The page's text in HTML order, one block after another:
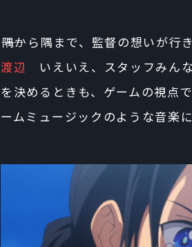
――隅から隅まで、監督の想いが
渡辺
いえいえ、スタッフみん
を決めるときも、ゲームの視点
ームミュージックのような音楽